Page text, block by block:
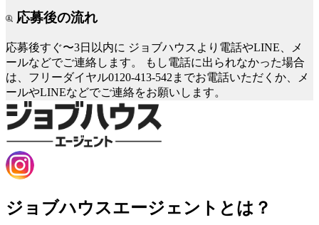
応募後の流れ
応募後すぐ〜3日以内に ジョブハウスより電話やLINE、メ
ールなどでご連絡します。
もし電話に出られなかった場合
は、フリーダイヤル0120-413-542までお電話いただくか、メ
ールやLINEなどでご連絡をお願いします。
ジョブハウスエージェントとは？